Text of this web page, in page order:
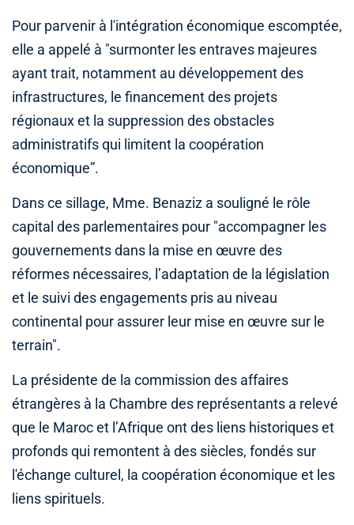
Pour parvenir à l'intégration économique escomptée,
elle a appelé à "surmonter les entraves majeures
ayant trait, notamment au développement des
infrastructures, le financement des projets
régionaux et la suppression des obstacles
administratifs qui limitent la coopération
économique”.
Dans ce sillage, Mme. Benaziz a souligné le rôle
capital des parlementaires pour "accompagner les
gouvernements dans la mise en œuvre des
réformes nécessaires, l’adaptation de la législation
et le suivi des engagements pris au niveau
continental pour assurer leur mise en œuvre sur le
terrain".
La présidente de la commission des affaires
étrangères à la Chambre des représentants a relevé
que le Maroc et l’Afrique ont des liens historiques et
profonds qui remontent à des siècles, fondés sur
l'échange culturel, la coopération économique et les
liens spirituels.